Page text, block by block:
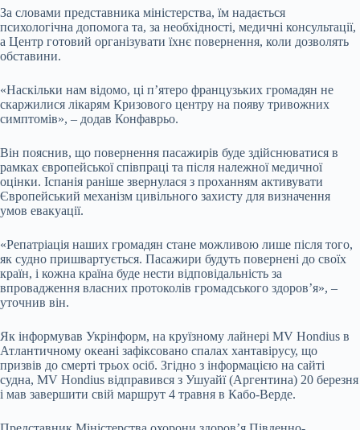
За словами представника міністерства, їм надається
психологічна допомога та, за необхідності, медичні консультації,
а Центр готовий організувати їхнє повернення, коли дозволять
обставини.
«Наскільки нам відомо, ці п’ятеро французьких громадян не
скаржилися лікарям Кризового центру на появу тривожних
симптомів», – додав Конфаврьо.
Він пояснив, що повернення пасажирів буде здійснюватися в
рамках європейської співпраці та після належної медичної
оцінки. Іспанія раніше звернулася з проханням активувати
Європейський механізм цивільного захисту для визначення
умов евакуації.
«Репатріація наших громадян стане можливою лише після того,
як судно пришвартується. Пасажири будуть повернені до своїх
країн, і кожна країна буде нести відповідальність за
впровадження власних протоколів громадського здоров’я», –
уточнив він.
Як інформував Укрінформ, на круїзному лайнері MV Hondius в
Атлантичному океані зафіксовано спалах хантавірусу, що
призвів до смерті трьох осіб. Згідно з інформацією на сайті
судна, MV Hondius відправився з Ушуайї (Аргентина) 20 березня
і мав завершити свій маршрут 4 травня в Кабо-Верде.